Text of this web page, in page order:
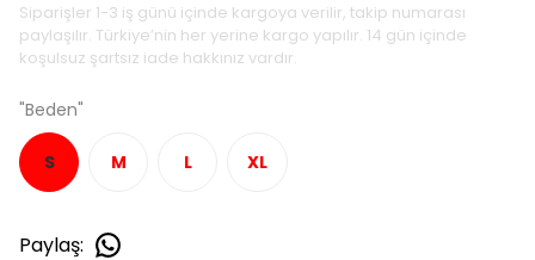
Siparişler 1-3 iş günü içinde kargoya verilir, takip numarası
paylaşılır. Türkiye’nin her yerine kargo yapılır. 14 gün içinde
koşulsuz şartsız iade hakkınız vardır.
"Beden"
S M L XL
Paylaş: